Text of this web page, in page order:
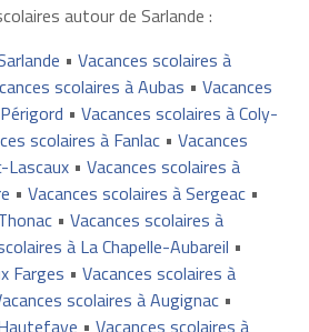
autour de Sarlande :
• Vacances scolaires à
scolaires à Aubas • Vacances
• Vacances scolaires à Coly-
scolaires à Fanlac• Vacances
Lascaux• Vacances scolaires à
• Vacances scolaires à Sergeac•
• Vacances scolaires à
à La Chapelle-Aubareil •
Farges • Vacances scolaires à
scolaires à Augignac•
• Vacances scolaires à